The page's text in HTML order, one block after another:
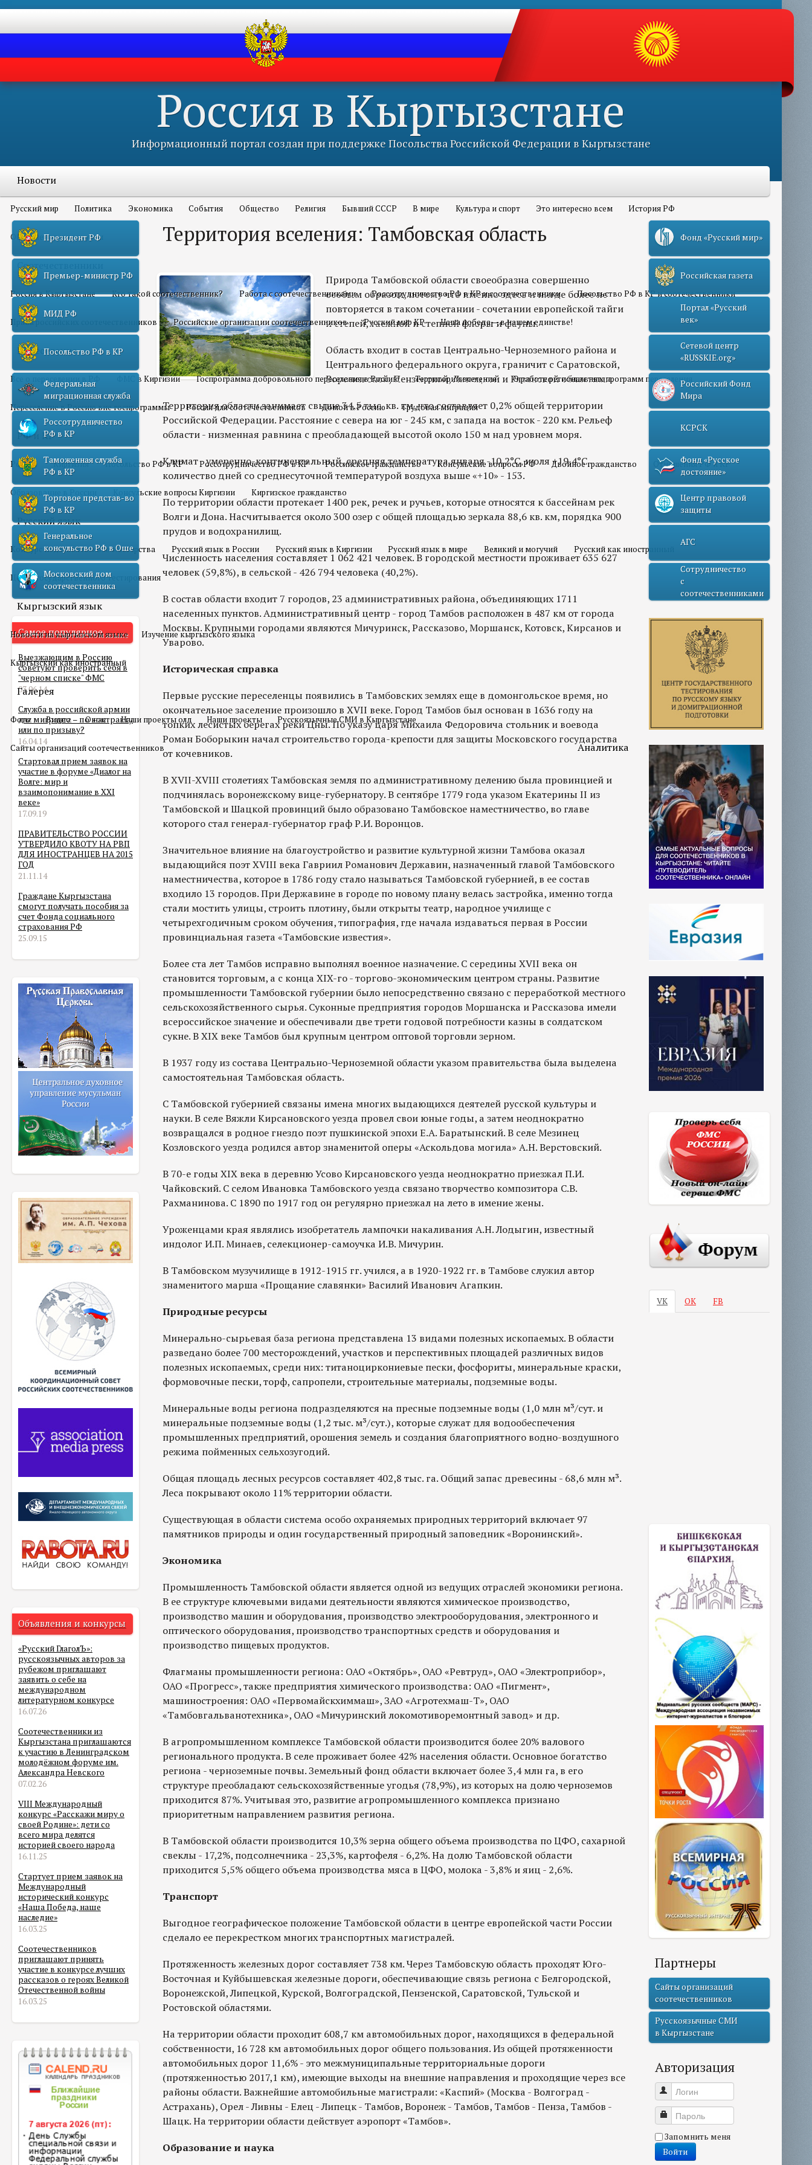
Россия в Кыргызстане
Информационный портал создан при поддержке Посольства Российской Федерации в Кыргызстане
Новости
Русский мир Политика Экономика События Общество Религия Бывший СССР В мире Культура и спорт Это интересно всем История РФ
Объявления и конкурсы
Соотечественники
Россия в Кыргызстане Кто такой соотечественник? Работа с соотечественниками Россотрудничество РФ в КР и соотечественники Посольство РФ в КР и соотечественники
Права российских соотечественников Российские организации соотечественников Русский мир КР Наша победа — в нашем единстве!
Переселение
Все о переселении в РФ ФМС в Киргизии Госпрограмма добровольного переселения в Россию Территории вселения О работе региональных программ переселения
Переселение в Россию вне госпрограммы Россия для соотечественников Домой в Россию Трудовая миграция
РФ и КР
Россия Киргизия Посольство РФ в КР Россотрудничество РФ в КР Российское гражданство Консульские вопросы РФ Двойное гражданство Отношения РФ и КР
Образование в России Консульские вопросы Киргизии Киргизское гражданство
Русский язык
Конкурс педагогического мастерства Русский язык в России Русский язык в Киргизии Русский язык в мире Великий и могучий Русский как иностранный
Центр государственного тестирования
Кыргызский язык
Новости на кыргызском языке Изучение кыргызского языка
Кыргызский как иностранный
Галерея
Фото Видео О нас Наши проекты олд Наши проекты Русскоязычные СМИ в Кыргызстане
Сайты организаций соотечественников Аналитика
Президент РФ
Премьер-министр РФ
МИД РФ
Посольство РФ в КР
Федеральная
миграционная служба
Россотрудничество
РФ в КР
Таможенная служба
РФ в КР
Торговое представ-во
РФ в КР
Генеральное
консульство РФ в Оше
Московский дом
соотечественника
Самое популярное
Выезжающим в Россию
советуют проверить себя в
"черном списке" ФМС
03.06.14
Служба в российской армии
для мигранта – по контракту
или по призыву?
16.04.14
Стартовал прием заявок на
участие в форуме «Диалог на
Волге: мир и
взаимопонимание в XXI
веке»
17.09.19
ПРАВИТЕЛЬСТВО РОССИИ
УТВЕРДИЛО КВОТУ НА РВП
ДЛЯ ИНОСТРАНЦЕВ НА 2015
ГОД
21.11.14
Граждане Кыргызстана
смогут получать пособия за
счет Фонда социального
страхования РФ
25.09.15
Объявления и конкурсы
«Русский ГлаголЪ»:
русскоязычных авторов за
рубежом приглашают
заявить о себе на
международном
литературном конкурсе
16.07.26
Соотечественники из
Кыргызстана приглашаются
к участию в Ленинградском
молодёжном форуме им.
Александра Невского
07.02.26
VIII Международный
конкурс «Расскажи миру о
своей Родине»: дети со
всего мира делятся
историей своего народа
16.11.25
Стартует прием заявок на
Международный
исторический конкурс
«Наша Победа, наше
наследие»
16.03.25
Соотечественников
приглашают принять
участие в конкурсе лучших
рассказов о героях Великой
Отечественной войны
16.03.25
Территория вселения: Тамбовская область
Природа Тамбовской области своеобразна совершенно
особым образом, потому что именно здесь и нигде более не
повторяется в таком сочетании - сочетании европейской тайги
и степей, таежной и степной флоры и фауны.
Область входит в состав Центрально-Черноземного района и
Центрального федерального округа, граничит с Саратовской,
Воронежской, Пензенской, Липецкой и Рязанской областями.
Территория области занимает свыше 34,5 тыс. кв. км, что составляет 0,2% общей территории
Российской Федерации. Расстояние с севера на юг - 245 км, с запада на восток - 220 км. Рельеф
области - низменная равнина с преобладающей высотой около 150 м над уровнем моря.
Климат - умеренно-континентальный, средняя температура января -10,2°С, июля +19,4°С,
количество дней со среднесуточной температурой воздуха выше «+10» - 153.
По территории области протекает 1400 рек, речек и ручьев, которые относятся к бассейнам рек
Волги и Дона. Насчитывается около 300 озер с общей площадью зеркала 88,6 кв. км, порядка 900
прудов и водохранилищ.
Численность населения составляет 1 062 421 человек. В городской местности проживает 635 627
человек (59,8%), в сельской - 426 794 человека (40,2%).
В состав области входит 7 городов, 23 административных района, объединяющих 1711
населенных пунктов. Административный центр - город Тамбов расположен в 487 км от города
Москвы. Крупными городами являются Мичуринск, Рассказово, Моршанск, Котовск, Кирсанов и
Уварово.
Историческая справка
Первые русские переселенцы появились в Тамбовских землях еще в домонгольское время, но
окончательное заселение произошло в ХVII веке. Город Тамбов был основан в 1636 году на
топких лесистых берегах реки Цны. По указу царя Михаила Федоровича стольник и воевода
Роман Боборыкин начал строительство города-крепости для защиты Московского государства
от кочевников.
В XVII-XVIII столетиях Тамбовская земля по административному делению была провинцией и
подчинялась воронежскому вице-губернатору. В сентябре 1779 года указом Екатерины II из
Тамбовской и Шацкой провинций было образовано Тамбовское наместничество, во главе
которого стал генерал-губернатор граф Р.И. Воронцов.
Значительное влияние на благоустройство и развитие культурной жизни Тамбова оказал
выдающийся поэт XVIII века Гавриил Романович Державин, назначенный главой Тамбовского
наместничества, которое в 1786 году стало называться Тамбовской губернией, в ее состав
входило 13 городов. При Державине в городе по новому плану велась застройка, именно тогда
стали мостить улицы, строить плотину, были открыты театр, народное училище с
четырехгодичным сроком обучения, типография, где начала издаваться первая в России
провинциальная газета «Тамбовские известия».
Более ста лет Тамбов исправно выполнял военное назначение. С середины XVII века он
становится торговым, а с конца XIX-го - торгово-экономическим центром страны. Развитие
промышленности Тамбовской губернии было непосредственно связано с переработкой местного
сельскохозяйственного сырья. Суконные предприятия городов Моршанска и Рассказова имели
всероссийское значение и обеспечивали две трети годовой потребности казны в солдатском
сукне. В XIX веке Тамбов был крупным центром оптовой торговли зерном.
В 1937 году из состава Центрально-Черноземной области указом правительства была выделена
самостоятельная Тамбовская область.
С Тамбовской губернией связаны имена многих выдающихся деятелей русской культуры и
науки. В селе Вяжли Кирсановского уезда провел свои юные годы, а затем неоднократно
возвращался в родное гнездо поэт пушкинской эпохи Е.А. Баратынский. В селе Мезинец
Козловского уезда родился автор знаменитой оперы «Аскольдова могила» А.Н. Верстовский.
В 70-е годы ХIХ века в деревню Усово Кирсановского уезда неоднократно приезжал П.И.
Чайковский. С селом Ивановка Тамбовского уезда связано творчество композитора С.В.
Рахманинова. С 1890 по 1917 год он регулярно приезжал на лето в имение жены.
Уроженцами края являлись изобретатель лампочки накаливания А.Н. Лодыгин, известный
индолог И.П. Минаев, селекционер-самоучка И.В. Мичурин.
В Тамбовском музучилище в 1912-1915 гг. учился, а в 1920-1922 гг. в Тамбове служил автор
знаменитого марша «Прощание славянки» Василий Иванович Агапкин.
Природные ресурсы
Минерально-сырьевая база региона представлена 13 видами полезных ископаемых. В области
разведано более 700 месторождений, участков и перспективных площадей различных видов
полезных ископаемых, среди них: титаноциркониевые пески, фосфориты, минеральные краски,
формовочные пески, торф, сапропели, строительные материалы, подземные воды.
Минеральные воды региона подразделяются на пресные подземные воды (1,0 млн м³/сут. и
минеральные подземные воды (1,2 тыс. м³/сут.), которые служат для водообеспечения
промышленных предприятий, орошения земель и создания благоприятного водно-воздушного
режима пойменных сельхозугодий.
Общая площадь лесных ресурсов составляет 402,8 тыс. га. Общий запас древесины - 68,6 млн м³.
Леса покрывают около 11% территории области.
Существующая в области система особо охраняемых природных территорий включает 97
памятников природы и один государственный природный заповедник «Воронинский».
Экономика
Промышленность Тамбовской области является одной из ведущих отраслей экономики региона.
В ее структуре ключевыми видами деятельности являются химическое производство,
производство машин и оборудования, производство электрооборудования, электронного и
оптического оборудования, производство транспортных средств и оборудования и
производство пищевых продуктов.
Флагманы промышленности региона: ОАО «Октябрь», ОАО «Ревтруд», ОАО «Электроприбор»,
ОАО «Прогресс», также предприятия химического производства: ОАО «Пигмент»,
машиностроения: ОАО «Первомайскхиммаш», ЗАО «Агротехмаш-Т», ОАО
«Тамбовгальванотехника», ОАО «Мичуринский локомотиворемонтный завод» и др.
В агропромышленном комплексе Тамбовской области производится более 20% валового
регионального продукта. В селе проживает более 42% населения области. Основное богатство
региона - черноземные почвы. Земельный фонд области включает более 3,4 млн га, в его
структуре преобладают сельскохозяйственные угодья (78,9%), из которых на долю черноземов
приходится 87%. Учитывая это, развитие агропромышленного комплекса признано
приоритетным направлением развития региона.
В Тамбовской области производится 10,3% зерна общего объема производства по ЦФО, сахарной
свеклы - 17,2%, подсолнечника - 23,3%, картофеля - 6,2%. На долю Тамбовской области
приходится 5,5% общего объема производства мяса в ЦФО, молока - 3,8% и яиц - 2,6%.
Транспорт
Выгодное географическое положение Тамбовской области в центре европейской части России
сделало ее перекрестком многих транспортных магистралей.
Протяженность железных дорог составляет 738 км. Через Тамбовскую область проходят Юго-
Восточная и Куйбышевская железные дороги, обеспечивающие связь региона с Белгородской,
Воронежской, Липецкой, Курской, Волгоградской, Пензенской, Саратовской, Тульской и
Ростовской областями.
На территории области проходит 608,7 км автомобильных дорог, находящихся в федеральной
собственности, 16 728 км автомобильных дорог общего пользования. Из общей протяженности
автомобильных дорог 11,6% - это межмуниципальные территориальные дороги
(протяженностью 2017,1 км), имеющие выходы на внешние направления и проходящие через все
районы области. Важнейшие автомобильные магистрали: «Каспий» (Москва - Волгоград -
Астрахань), Орел - Ливны - Елец - Липецк - Тамбов, Воронеж - Тамбов, Тамбов - Пенза, Тамбов -
Шацк. На территории области действует аэропорт «Тамбов».
Образование и наука
Фонд «Русский мир»
Российская газета
Портал «Русский
век»
Сетевой центр
«RUSSKIE.org»
Российский Фонд
Мира
КСРСК
Фонд «Русское
достояние»
Центр правовой
защиты
АГС
Сотрудничество
с
соотечественниками
VK ОК FB
Партнеры
Сайты организаций
соотечественников
Русскоязычные СМИ
в Кыргызстане
Авторизация
Логин
Пароль
Запомнить меня
Войти